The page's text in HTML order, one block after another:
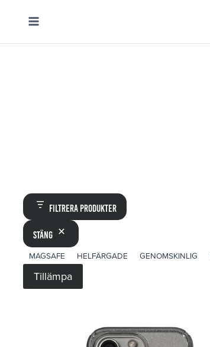
Filtrera produkter
Stäng
ETIKETT
MAGSAFE HELFÄRGADE GENOMSKINLIG
Tillämpa